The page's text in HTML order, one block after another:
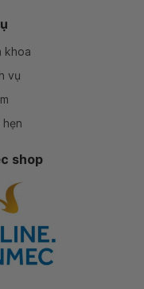
khoa
vụ
shop